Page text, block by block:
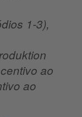
1-3),
ao
ao